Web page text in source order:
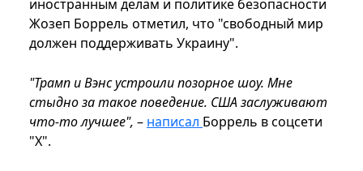
иностранным делам и политике безопасности
Жозеп Боррель отметил, что "свободный мир
должен поддерживать Украину".
"Трамп и Вэнс устроили позорное шоу. Мне
стыдно за такое поведение. США заслуживают
что-то лучшее", – написал Боррель в соцсети
"Х".